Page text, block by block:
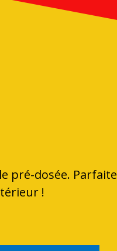
pré-dosée. Parfaite
!